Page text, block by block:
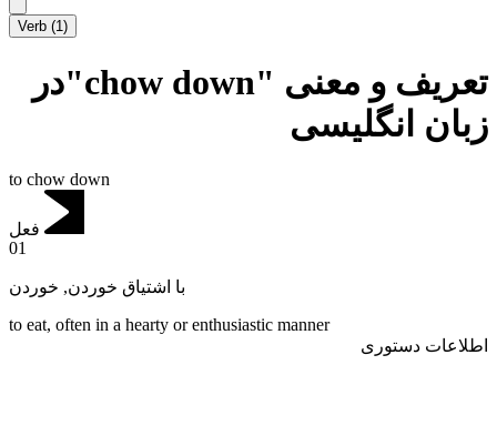
Verb (1)
تعریف و معنی "chow down"در
زبان انگلیسی
to chow down
فعل
01
با اشتیاق خوردن, خوردن
to eat, often in a hearty or enthusiastic manner
اطلاعات دستوری